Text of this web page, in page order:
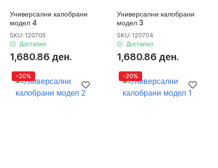
Универсални калобрани
модел 4
SKU: 120705
Достапно
1,680.86 ден.
Универсални калобрани
модел 3
SKU: 120704
Достапно
1,680.86 ден.
-20% -20%